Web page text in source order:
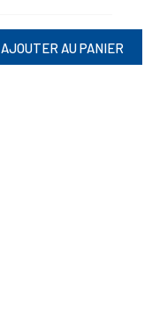
AJOUTER AU PANIER